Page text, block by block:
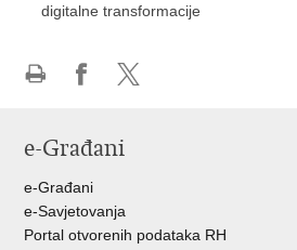
digitalne transformacije
FacebookuTwitteru
e-Građani
e-Građani
e-Savjetovanja
Portal otvorenih podataka RH